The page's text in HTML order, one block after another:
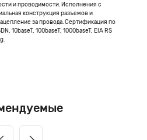
и проводимости. Исполнения с
конструкция разъемов и
за провода. Сертификация по
10baseT, 100baseT, 1000baseT, EIA RS